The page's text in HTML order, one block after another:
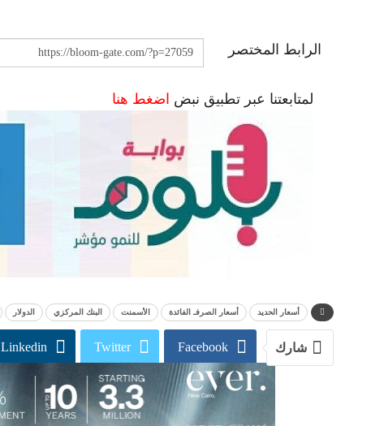
الرابط المختصر
لمتابعتنا عبر تطبيق نبض اضغط هنا
أسعار الحديد أسعار الصرفـ الفائدة الأسمنت البنك المركزي الدولار
شارك Facebook
Twitter
Linkedin